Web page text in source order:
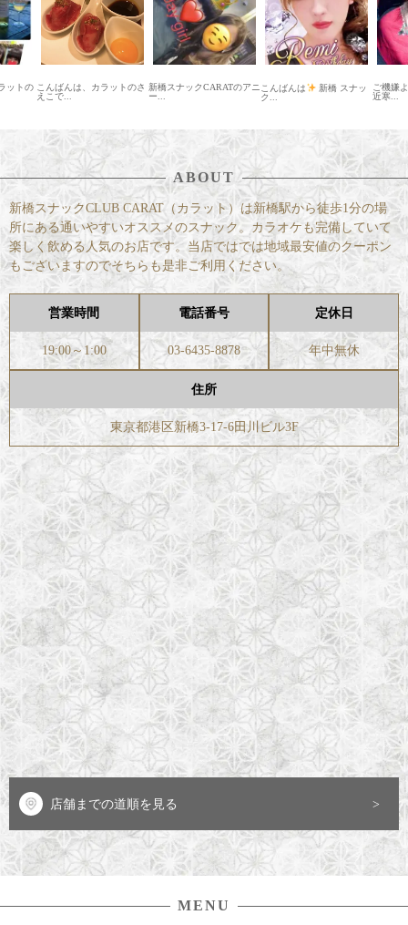
トの こんばんは、カラットのさ
えこで...
新橋スナックCARATのアニ
ー...
こんばんは
新橋 スナッ
ク...
ご機嫌よ
近寒...
ABOUT
新橋スナックCLUB CARAT（カラット）は新橋駅から徒歩1分の場
所にある通いやすいオススメのスナック。カラオケも完備していて
楽しく飲める人気のお店です。当店ではでは地域最安値のクーポン
もございますのでそちらも是非ご利用ください。
営業時間
19:00～1:00
電話番号
03-6435-8878
定休日
年中無休
住所
東京都港区新橋3-17-6田川ビル3F
店舗までの道順を見る
MENU